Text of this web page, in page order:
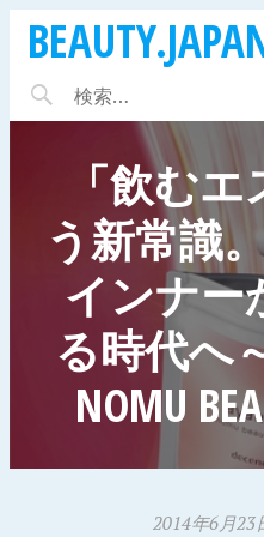
「飲む
う新常識
インナー
る時代へ
NOMU
2014年6月23